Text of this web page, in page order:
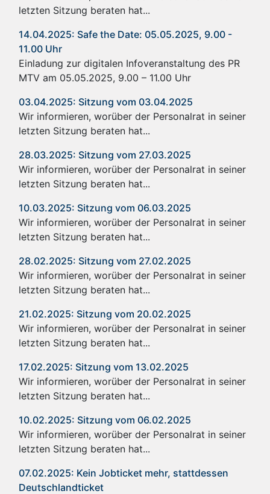
letzten Sitzung beraten hat...
14.04.2025: Safe the Date: 05.05.2025, 9.00 -
11.00 Uhr
Einladung zur digitalen Infoveranstaltung des PR
MTV am 05.05.2025, 9.00 – 11.00 Uhr
03.04.2025: Sitzung vom 03.04.2025
Wir informieren, worüber der Personalrat in seiner
letzten Sitzung beraten hat...
28.03.2025: Sitzung vom 27.03.2025
Wir informieren, worüber der Personalrat in seiner
letzten Sitzung beraten hat...
10.03.2025: Sitzung vom 06.03.2025
Wir informieren, worüber der Personalrat in seiner
letzten Sitzung beraten hat...
28.02.2025: Sitzung vom 27.02.2025
Wir informieren, worüber der Personalrat in seiner
letzten Sitzung beraten hat...
21.02.2025: Sitzung vom 20.02.2025
Wir informieren, worüber der Personalrat in seiner
letzten Sitzung beraten hat...
17.02.2025: Sitzung vom 13.02.2025
Wir informieren, worüber der Personalrat in seiner
letzten Sitzung beraten hat...
10.02.2025: Sitzung vom 06.02.2025
Wir informieren, worüber der Personalrat in seiner
letzten Sitzung beraten hat...
07.02.2025: Kein Jobticket mehr, stattdessen
Deutschlandticket